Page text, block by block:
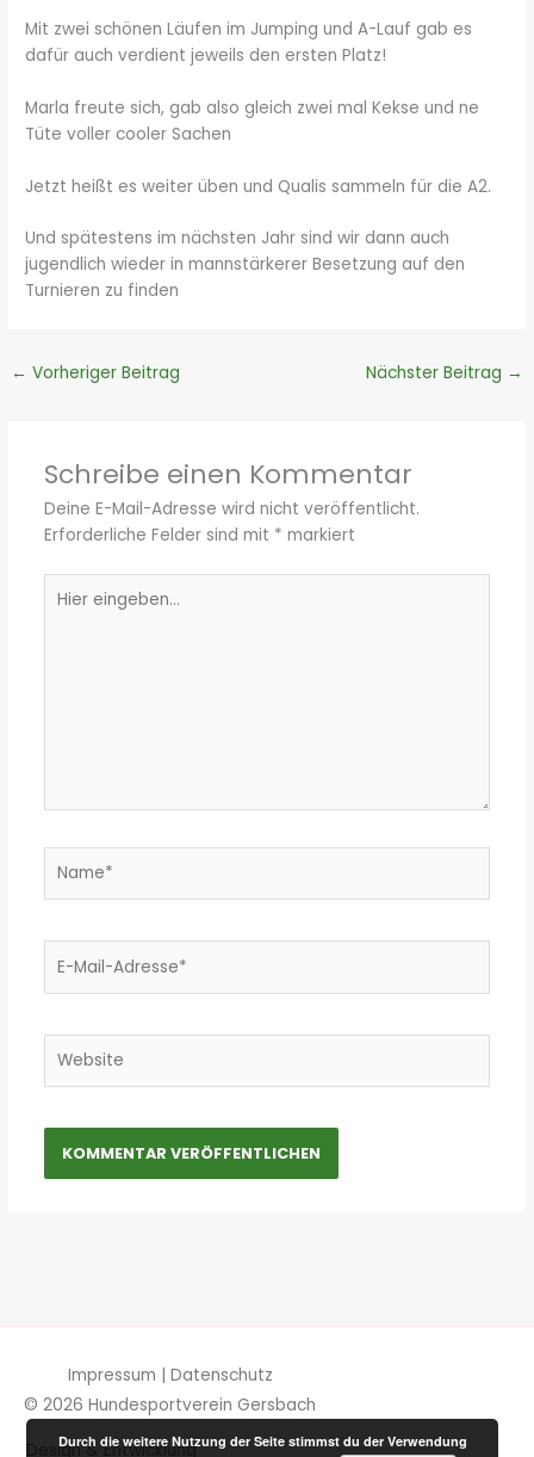
Mit zwei schönen Läufen im Jumping und A-Lauf gab es
dafür auch verdient jeweils den ersten Platz!
Marla freute sich, gab also gleich zwei mal Kekse und ne
Tüte voller cooler Sachen
Jetzt heißt es weiter üben und Qualis sammeln für die A2.
Und spätestens im nächsten Jahr sind wir dann auch
jugendlich wieder in mannstärkerer Besetzung auf den
Turnieren zu finden
← Vorheriger Beitrag Nächster Beitrag →
Schreibe einen Kommentar
Deine E-Mail-Adresse wird nicht veröffentlicht.
Erforderliche Felder sind mit * markiert
eingeben…
Mail-
Impressum | Datenschutz
© 2026 Hundesportverein Gersbach
Design & Entwicklung
Durch die weitere Nutzung der Seite stimmst du der Verwendung